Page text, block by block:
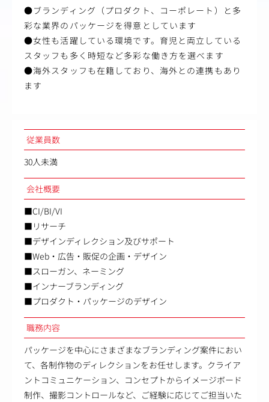
●ブランディング（プロダクト、コーポレート）と多
彩な業界のパッケージを得意としています
●女性も活躍している環境です。育児と両立している
スタッフも多く時短など多彩な働き方を選べます
●海外スタッフも在籍しており、海外との連携もあり
ます
従業員数
30人未満
会社概要
■CI/BI/VI
■リサーチ
■デザインディレクション及びサポート
■Web・広告・販促の企画・デザイン
■スローガン、ネーミング
■インナーブランディング
■プロダクト・パッケージのデザイン
職務内容
パッケージを中心にさまざまなブランディング案件におい
て、各制作物のディレクションをお任せします。クライア
ントコミュニケーション、コンセプトからイメージボード
制作、撮影コントロールなど、ご経験に応じてご担当いた